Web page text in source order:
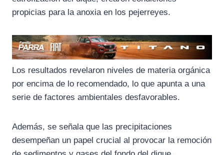
propicias para la anoxia en los pejerreyes.
Los resultados revelaron niveles de materia orgánica
por encima de lo recomendado, lo que apunta a una
serie de factores ambientales desfavorables.
Además, se señala que las precipitaciones
desempeñan un papel crucial al provocar la remoción